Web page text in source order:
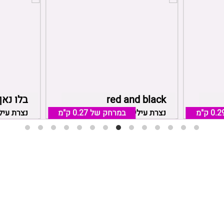
בלו
נצרת
red and black‏
נצרת עילית, אזור נצרת עילית
במרחק של0.27 ק"מ ק"מ